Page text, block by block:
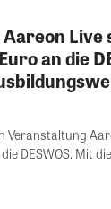
Live
an die
Veranstaltung
DESWOS. Mit